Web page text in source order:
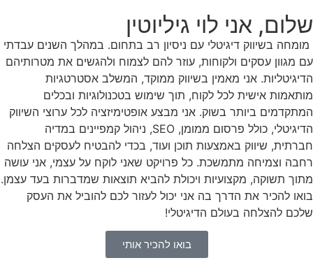
שלום, אני לוי גיליוטין
מומחה בשיווק דיגיטלי עם ניסיון רב בתחום. במהלך השנים עבדתי
עם מגוון עסקים ולקוחות, עוזר להם לצמוח ולהגשים את מטרותיהם
הדיגיטליות. אני מאמין בשיווק ממוקד, המשלב אסטרטגיות
מותאמות אישית לכל לקוח, תוך שימוש בטכנולוגיות ובכלים
המתקדמים ביותר בשוק. אני מבצע אופטימיזציה לכל ערוצי השיווק
הדיגיטלי, כולל פרסום ממומן, SEO, ניהול קמפיינים במדיה
חברתית, שיווק באמצעות תוכן ועוד, בכדי להבטיח לעסקים הצלחה
רחבה וצמיחה מתמשכת. כל פרויקט שאני לוקח על עצמי, אני עושה
מתוך תשוקה, מקצועיות ויכולת להביא תוצאות שמדברות בעד עצמן.
בואו להכיר את הדרך בה אני יכול לעזור לכם להוביל את העסק
שלכם להצלחה בעולם הדיגיטלי!
בואו להכיר אותי